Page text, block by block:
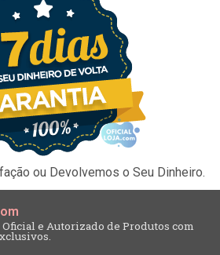
ou Devolvemos o Seu Dinheiro.
e Autorizado de Produtos com